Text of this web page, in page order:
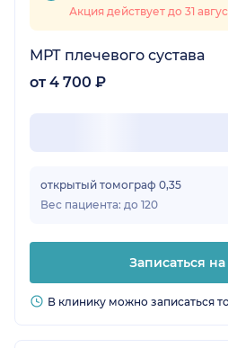
Акция действует до 31
МРТ плечевого сустава
от 4 700 ₽
открытый томограф 0,35
Вес пациента: до 120
Записаться
В клинику можно записаться